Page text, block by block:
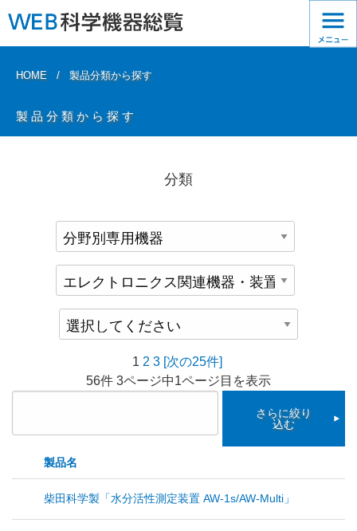
HOME 製品分類から探す
製品分類から探す
分類
1 2 3 [次の25件]
56件 3ページ中1ページ目を表示
さらに絞り
込む
製品名
柴田科学製「水分活性測定装置 AW-1s/AW-Multi」